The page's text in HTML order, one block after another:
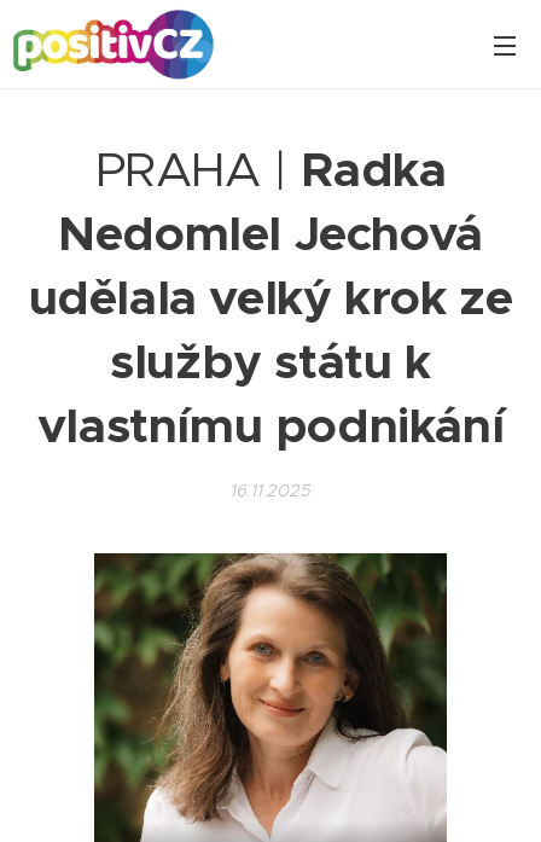
PRAHA | Radka
Nedomlel Jechová
udělala velký krok ze
služby státu k
vlastnímu podnikání
16.11.2025